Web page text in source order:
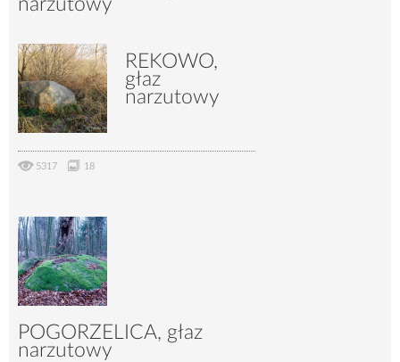
narzutowy
3958 26
REKOWO,
głaz
narzutowy
5317 18
POGORZELICA, głaz
narzutowy